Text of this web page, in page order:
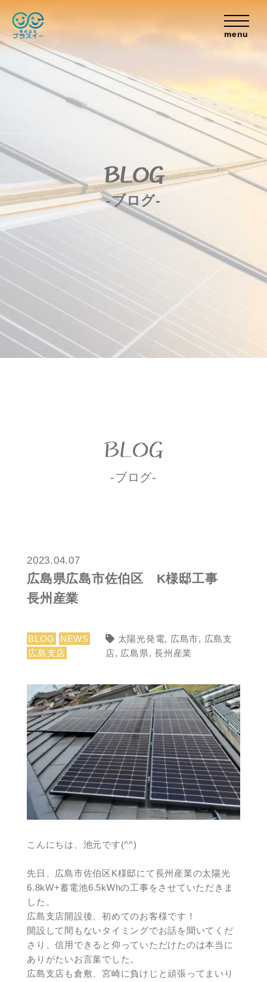
menu
BLOG
-ブログ-
BLOG
-ブログ-
2023.04.07
広島県広島市佐伯区 K様邸工事
長州産業
BLOG
NEWS
広島支店
太陽光発電, 広島市, 広島支
店, 広島県,長州産業
こんにちは、池元です(^^)
先日、広島市佐伯区K様邸にて長州産業の太陽光
6.8kW+蓄電池6.5kWhの工事をさせていただきま
した。
広島支店開設後、初めてのお客様です！
開設して間もないタイミングでお話を聞いてくだ
さり、信用できると仰っていただけたのは本当に
ありがたいお言葉でした。
広島支店も倉敷、宮崎に負けじと頑張ってまいり